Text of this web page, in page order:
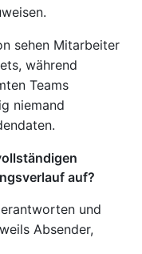
sehen Mitarbeiter
während
Teams
niemand
auf?
und
Absender,